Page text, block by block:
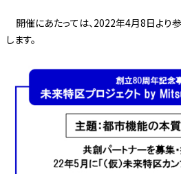
開催にあたっては、2022年4月8日よ
します。